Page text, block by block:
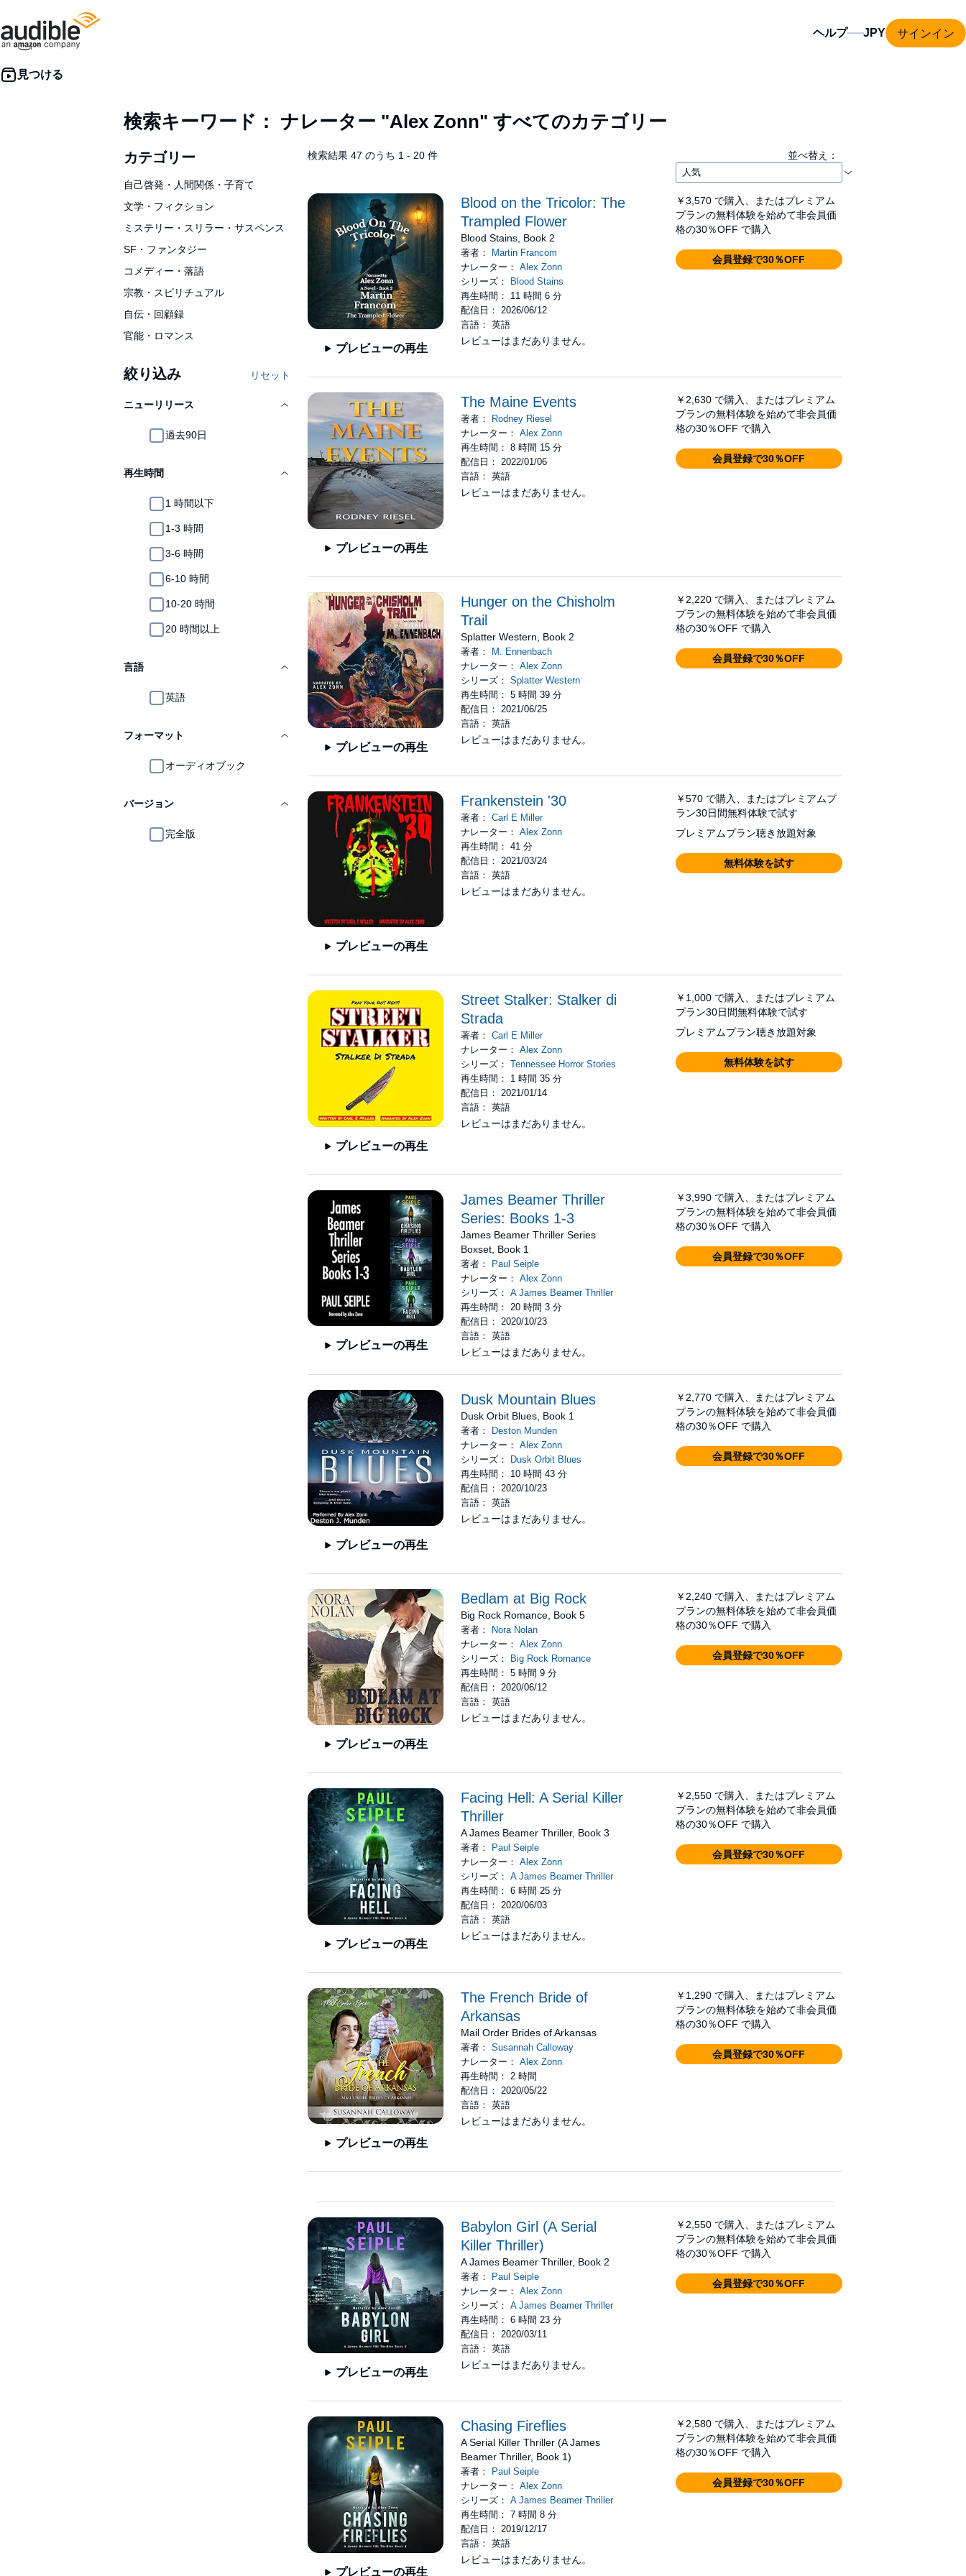
ヘルプ サインイン
検索キーワード： ナレーター "Alex Zonn" すべてのカテゴリー
カテゴリー
自己啓発・人間関係・子育て
文学・フィクション
ミステリー・スリラー・サスペンス
SF・ファンタジー
コメディー・落語
宗教・スピリチュアル
自伝・回顧録
官能・ロマンス
絞り込み リセット
ニューリリース
過去90日
再生時間
1 時間以下
1-3 時間
3-6 時間
6-10 時間
10-20 時間
20 時間以上
言語
英語
フォーマット
オーディオブック
バージョン
完全版
検索結果 47 のうち 1 - 20 件 並べ替え：
プレビューの再生
Blood on the Tricolor: The
Trampled Flower
Blood Stains, Book 2
著者：
Martin Francom
ナレーター：Alex Zonn
シリーズ：
Blood Stains
再生時間： 11 時間 6 分
配信日： 2026/06/12
言語： 英語
レビューはまだありません。
￥3,570 で購入、またはプレミアム
プランの無料体験を始めて非会員価
格の30％OFF で購入
会員登録で30％OFF
プレビューの再生
The Maine Events
著者：
Rodney Riesel
ナレーター：Alex Zonn
再生時間： 8 時間 15 分
配信日： 2022/01/06
言語： 英語
レビューはまだありません。
￥2,630 で購入、またはプレミアム
プランの無料体験を始めて非会員価
格の30％OFF で購入
会員登録で30％OFF
プレビューの再生
Hunger on the Chisholm
Trail
Splatter Western, Book 2
著者： M. Ennenbach
ナレーター：Alex Zonn
シリーズ：Splatter Western
再生時間： 5 時間 39 分
配信日： 2021/06/25
言語： 英語
レビューはまだありません。
￥2,220 で購入、またはプレミアム
プランの無料体験を始めて非会員価
格の30％OFF で購入
会員登録で30％OFF
プレビューの再生
Frankenstein '30
著者：Carl E Miller
ナレーター：Alex Zonn
再生時間： 41 分
配信日： 2021/03/24
言語： 英語
レビューはまだありません。
￥570 で購入、またはプレミアムプ
ラン30日間無料体験で試す
プレミアムプラン聴き放題対象
無料体験を試す
プレビューの再生
Street Stalker: Stalker di
Strada
著者：Carl E Miller
ナレーター：Alex Zonn
シリーズ：Tennessee Horror Stories
再生時間： 1 時間 35 分
配信日： 2021/01/14
言語： 英語
レビューはまだありません。
￥1,000 で購入、またはプレミアム
プラン30日間無料体験で試す
プレミアムプラン聴き放題対象
無料体験を試す
プレビューの再生
James Beamer Thriller
Series: Books 1-3
James Beamer Thriller Series
Boxset, Book 1
著者： Paul Seiple
ナレーター：Alex Zonn
シリーズ：A James Beamer Thriller
再生時間： 20 時間 3 分
配信日： 2020/10/23
言語： 英語
レビューはまだありません。
￥3,990 で購入、またはプレミアム
プランの無料体験を始めて非会員価
格の30％OFF で購入
会員登録で30％OFF
プレビューの再生
Dusk Mountain Blues
Dusk Orbit Blues, Book 1
著者： Deston Munden
ナレーター：Alex Zonn
シリーズ： Dusk Orbit Blues
再生時間： 10 時間 43 分
配信日： 2020/10/23
言語： 英語
レビューはまだありません。
￥2,770 で購入、またはプレミアム
プランの無料体験を始めて非会員価
格の30％OFF で購入
会員登録で30％OFF
プレビューの再生
Bedlam at Big Rock
Big Rock Romance, Book 5
著者：
Nora Nolan
ナレーター：Alex Zonn
シリーズ：
Big Rock Romance
再生時間： 5 時間 9 分
配信日： 2020/06/12
言語： 英語
レビューはまだありません。
￥2,240 で購入、またはプレミアム
プランの無料体験を始めて非会員価
格の30％OFF で購入
会員登録で30％OFF
プレビューの再生
Facing Hell: A Serial Killer
Thriller
A James Beamer Thriller, Book 3
著者：
Paul Seiple
ナレーター：Alex Zonn
シリーズ：A James Beamer Thriller
再生時間： 6 時間 25 分
配信日： 2020/06/03
言語： 英語
レビューはまだありません。
￥2,550 で購入、またはプレミアム
プランの無料体験を始めて非会員価
格の30％OFF で購入
会員登録で30％OFF
プレビューの再生
The French Bride of
Arkansas
Mail Order Brides of Arkansas
著者：Susannah Calloway
ナレーター：Alex Zonn
再生時間： 2 時間
配信日： 2020/05/22
言語： 英語
レビューはまだありません。
￥1,290 で購入、またはプレミアム
プランの無料体験を始めて非会員価
格の30％OFF で購入
会員登録で30％OFF
プレビューの再生
Babylon Girl (A Serial
Killer Thriller)
A James Beamer Thriller, Book 2
著者：
Paul Seiple
ナレーター：Alex Zonn
シリーズ：A James Beamer Thriller
再生時間： 6 時間 23 分
配信日： 2020/03/11
言語： 英語
レビューはまだありません。
￥2,550 で購入、またはプレミアム
プランの無料体験を始めて非会員価
格の30％OFF で購入
会員登録で30％OFF
プレビューの再生
Chasing Fireflies
A Serial Killer Thriller (A James
Beamer Thriller, Book 1)
著者：
Paul Seiple
ナレーター：Alex Zonn
シリーズ：A James Beamer Thriller
再生時間： 7 時間 8 分
配信日： 2019/12/17
言語： 英語
レビューはまだありません。
￥2,580 で購入、またはプレミアム
プランの無料体験を始めて非会員価
格の30％OFF で購入
会員登録で30％OFF